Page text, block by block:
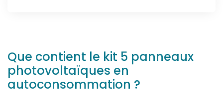
Que contient le kit 5 panneaux
photovoltaïques en
autoconsommation ?